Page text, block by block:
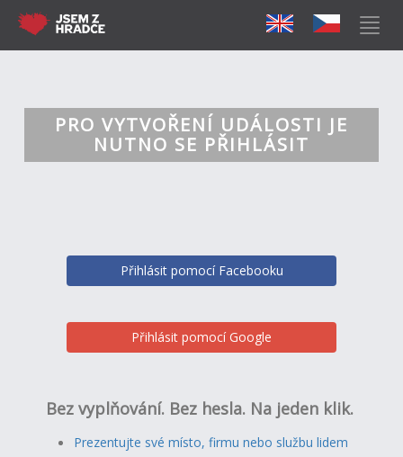
PRO VYTVOŘENÍ UDÁLOSTI JE
NUTNO SE PŘIHLÁSIT
Přihlásit pomocí Facebooku
Přihlásit pomocí Google
Bez vyplňování. Bez hesla. Na jeden klik.
Prezentujte své místo, firmu nebo službu lidem